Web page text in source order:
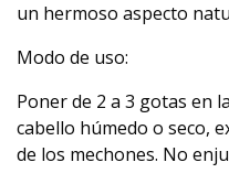
un hermoso aspecto
Modo de uso:
Poner de 2 a 3 gotas en
cabello húmedo o seco,
de los mechones. No